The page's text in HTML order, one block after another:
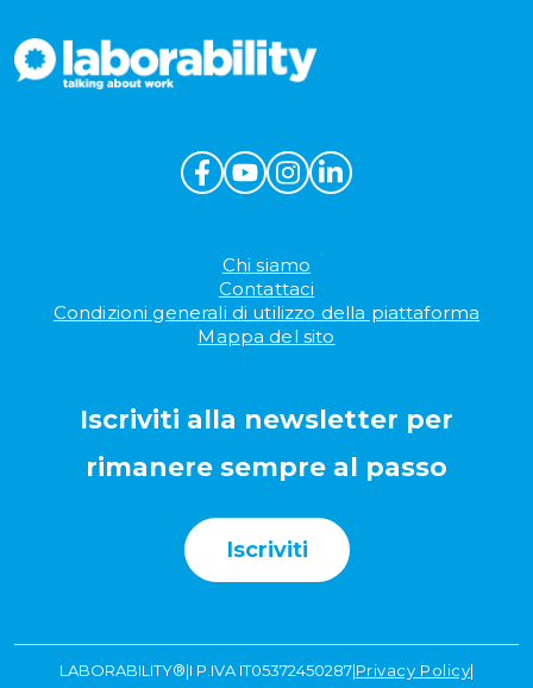
Chi siamo
Contattaci
Condizioni generali di utilizzo della piattaforma
Mappa del sito
Iscriviti alla newsletter per
rimanere sempre al passo
Iscriviti
LABORABILITY®|I P.IVA IT05372450287|Privacy Policy|